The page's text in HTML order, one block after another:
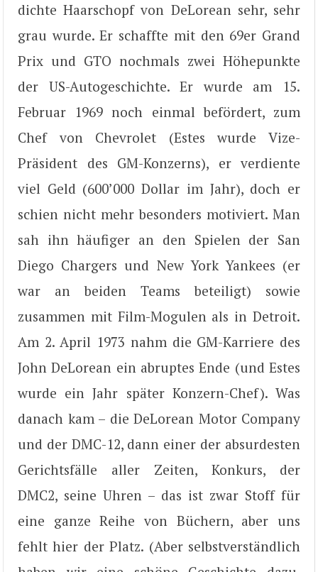
dichte Haarschopf von DeLorean sehr, sehr
grau wurde. Er schaffte mit den 69er Grand
Prix und GTO nochmals zwei Höhepunkte
der US-Autogeschichte. Er wurde am 15.
Februar 1969 noch einmal befördert, zum
Chef von Chevrolet (Estes wurde Vize-
Präsident des GM-Konzerns), er verdiente
viel Geld (600’000 Dollar im Jahr), doch er
schien nicht mehr besonders motiviert. Man
sah ihn häufiger an den Spielen der San
Diego Chargers und New York Yankees (er
war an beiden Teams beteiligt) sowie
zusammen mit Film-Mogulen als in Detroit.
Am 2. April 1973 nahm die GM-Karriere des
John DeLorean ein abruptes Ende (und Estes
wurde ein Jahr später Konzern-Chef). Was
danach kam – die DeLorean Motor Company
und der DMC-12, dann einer der absurdesten
Gerichtsfälle aller Zeiten, Konkurs, der
DMC2, seine Uhren – das ist zwar Stoff für
eine ganze Reihe von Büchern, aber uns
fehlt hier der Platz. (Aber selbstverständlich